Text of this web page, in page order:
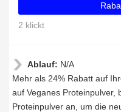
2 klickt
Ablauf: N/A
Mehr als 24% Rabatt auf
auf Veganes Proteinpulver,
Proteinpulver an, um die